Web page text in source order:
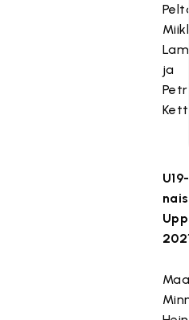
Lamu
ja
Petri
U19-